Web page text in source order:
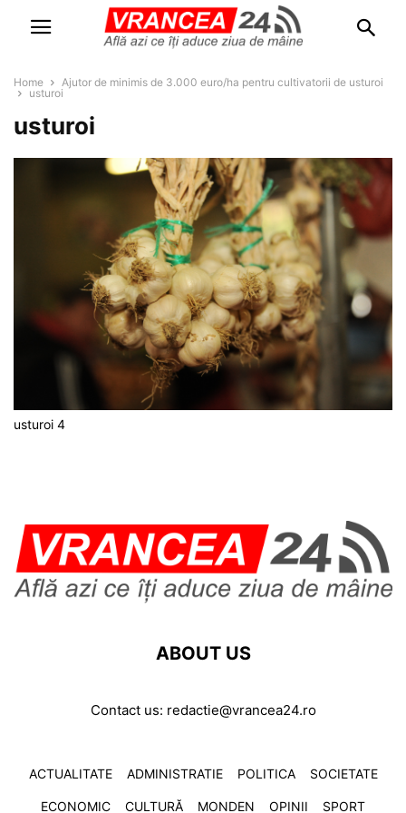
Home
Ajutor de minimis de 3.000 euro/ha pentru cultivatorii de usturoi
usturoi
usturoi
usturoi 4
ABOUT US
Contact us: redactie@vrancea24.ro
ACTUALITATE ADMINISTRATIE POLITICA SOCIETATE
ECONOMIC CULTURĂ MONDEN OPINII SPORT